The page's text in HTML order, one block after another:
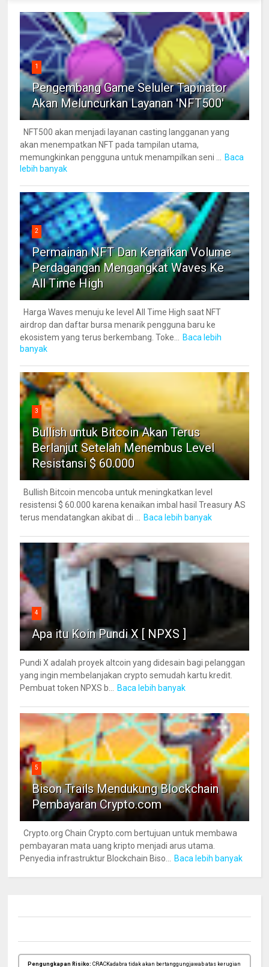
1
Pengembang Game Seluler Tapinator
Akan Meluncurkan Layanan 'NFT500'
NFT500 akan menjadi layanan casting langganan yang
akan menempatkan NFT pada tampilan utama,
memungkinkan pengguna untuk menampilkan seni ...
Baca
lebih banyak
2
Permainan NFT Dan Kenaikan Volume
Perdagangan Mengangkat Waves Ke
All Time High
Harga Waves menuju ke level All Time High saat NFT
airdrop dan daftar bursa menarik pengguna baru ke
ekosistem yang terus berkembang. Toke...
Baca lebih
banyak
3
Bullish untuk Bitcoin Akan Terus
Berlanjut Setelah Menembus Level
Resistansi $ 60.000
Bullish Bitcoin mencoba untuk meningkatkan level
resistensi $ 60.000 karena kenaikan imbal hasil Treasury AS
terus mendatangkan akibat di ...
Baca lebih banyak
4
Apa itu Koin Pundi X [ NPXS ]
Pundi X adalah proyek altcoin yang didesain bagi pelanggan
yang ingin membelanjakan crypto semudah kartu kredit.
Pembuat token NPXS b...
Baca lebih banyak
5
Bison Trails Mendukung Blockchain
Pembayaran Crypto.com
Crypto.org Chain Crypto.com bertujuan untuk membawa
pembayaran mata uang kripto menjadi arus utama.
Penyedia infrastruktur Blockchain Biso...
Baca lebih banyak
Pengungkapan Risiko: CRACKadabra tidak akan bertanggungjawab atas kerugian